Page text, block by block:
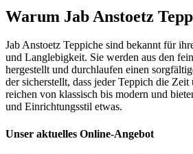
Warum Jab Anstoetz
Jab Anstoetz Teppiche sind bekannt für
und Langlebigkeit. Sie werden aus den
hergestellt und durchlaufen einen
der sicherstellt, dass jeder Teppich die
reichen von klassisch bis modern und
und Einrichtungsstil etwas.
Unser aktuelles Online-Angebot